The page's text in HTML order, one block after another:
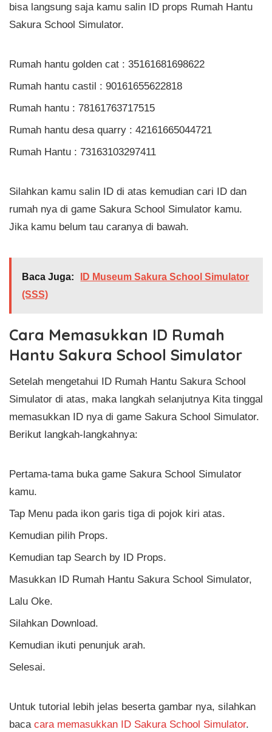
bisa langsung saja kamu salin ID props Rumah Hantu
Sakura School Simulator.
Rumah hantu golden cat : 35161681698622
Rumah hantu castil : 90161655622818
Rumah hantu : 78161763717515
Rumah hantu desa quarry : 42161665044721
Rumah Hantu : 73163103297411
Silahkan kamu salin ID di atas kemudian cari ID dan
rumah nya di game Sakura School Simulator kamu.
Jika kamu belum tau caranya di bawah.
Baca Juga:
ID Museum Sakura School Simulator
(SSS)
Cara Memasukkan ID Rumah
Hantu Sakura School Simulator
Setelah mengetahui ID Rumah Hantu Sakura School
Simulator di atas, maka langkah selanjutnya Kita tinggal
memasukkan ID nya di game Sakura School Simulator.
Berikut langkah-langkahnya:
Pertama-tama buka game Sakura School Simulator
kamu.
Tap Menu pada ikon garis tiga di pojok kiri atas.
Kemudian pilih Props.
Kemudian tap Search by ID Props.
Masukkan ID Rumah Hantu Sakura School Simulator,
Lalu Oke.
Silahkan Download.
Kemudian ikuti penunjuk arah.
Selesai.
Untuk tutorial lebih jelas beserta gambar nya, silahkan
baca cara memasukkan ID Sakura School Simulator.